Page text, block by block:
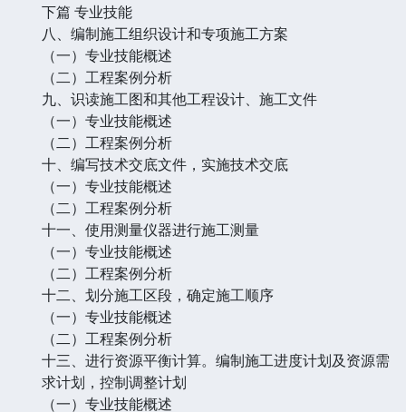
下篇 专业技能
八、编制施工组织设计和专项施工方案
（一）专业技能概述
（二）工程案例分析
九、识读施工图和其他工程设计、施工文件
（一）专业技能概述
（二）工程案例分析
十、编写技术交底文件，实施技术交底
（一）专业技能概述
（二）工程案例分析
十一、使用测量仪器进行施工测量
（一）专业技能概述
（二）工程案例分析
十二、划分施工区段，确定施工顺序
（一）专业技能概述
（二）工程案例分析
十三、进行资源平衡计算。编制施工进度计划及资源需
求计划，控制调整计划
（一）专业技能概述